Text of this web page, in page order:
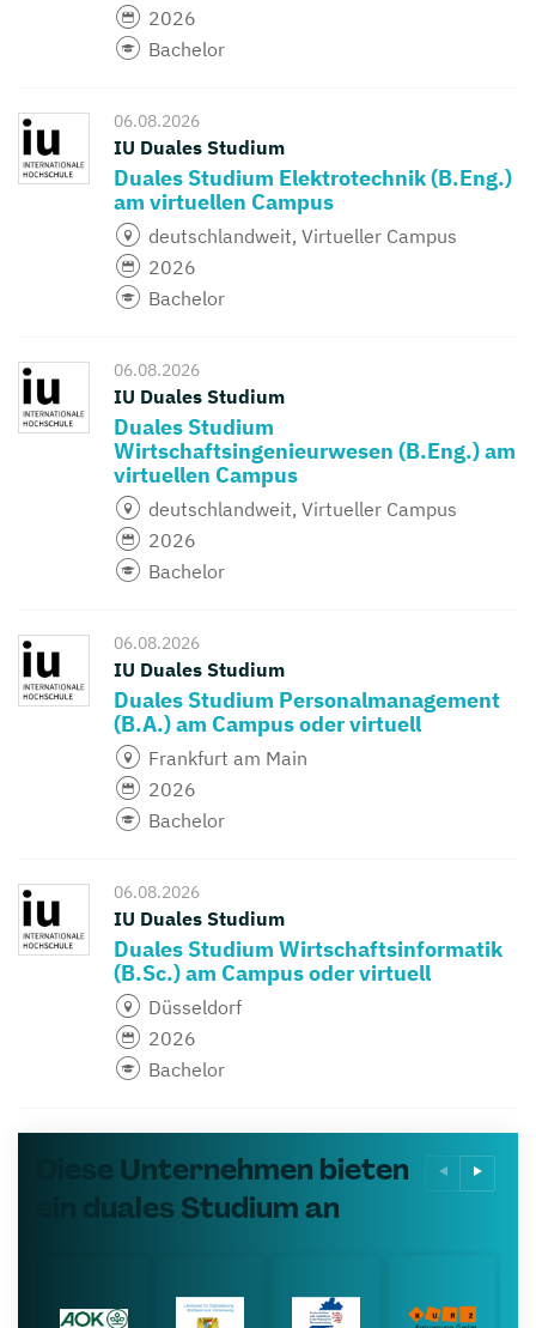
2026
Bachelor
06.08.2026
IU Duales Studium
Duales Studium Elektrotechnik (B.Eng.)
am virtuellen Campus
deutschlandweit, Virtueller Campus
2026
Bachelor
06.08.2026
IU Duales Studium
Duales Studium
Wirtschaftsingenieurwesen (B.Eng.) am
virtuellen Campus
deutschlandweit, Virtueller Campus
2026
Bachelor
06.08.2026
IU Duales Studium
Duales Studium Personalmanagement
(B.A.) am Campus oder virtuell
Frankfurt am Main
2026
Bachelor
06.08.2026
IU Duales Studium
Duales Studium Wirtschaftsinformatik
(B.Sc.) am Campus oder virtuell
Düsseldorf
2026
Bachelor
Diese Unternehmen bieten
ein duales Studium an